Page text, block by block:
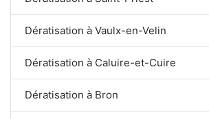
Dératisation à Vaulx-en-Velin
Dératisation à Caluire-et-Cuire
Dératisation à Bron